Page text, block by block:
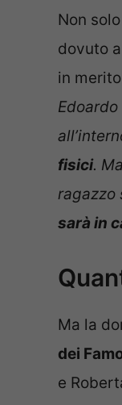
Non
dovuto
in
fisici.
ragazzo
sarà in
Ma la
dei
e